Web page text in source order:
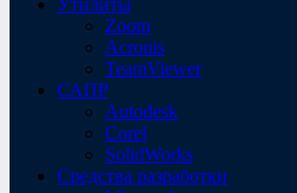
Zoom
Acronis
TeamViewer
САПР
Autodesk
Corel
SolidWorks
Средства разработки